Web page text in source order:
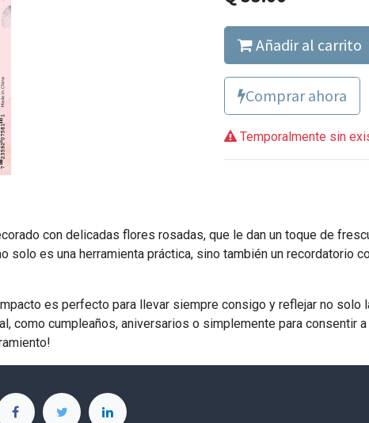
Añadir al carrito
Comprar ahora
Temporalmente sin
con delicadas flores rosadas, que le dan un toque de
es una herramienta práctica, sino también un recordatorio
es perfecto para llevar siempre consigo y reflejar no
como cumpleaños, aniversarios o simplemente para consentir